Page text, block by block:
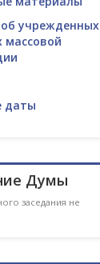
учрежденных
массовой
даты
Думы
заседания не